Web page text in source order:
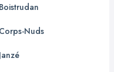
Boistrudan
Corps-Nuds
Janzé